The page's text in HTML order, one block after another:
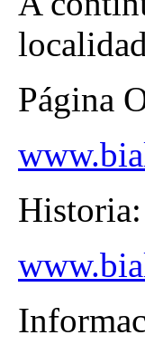
Página
Historia: